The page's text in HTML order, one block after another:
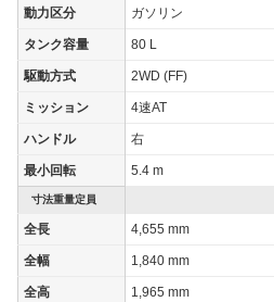
動力区分 ガソリン
タンク容量 80 L
駆動方式 2WD (FF)
ミッション 4速AT
ハンドル 右
最小回転 5.4 m
寸法重量定員
全長 4,655 mm
全幅 1,840 mm
全高 1,965 mm